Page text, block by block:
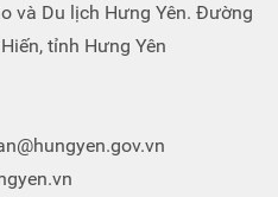
và Du lịch Hưng Yên. Đường
tỉnh Hưng Yên